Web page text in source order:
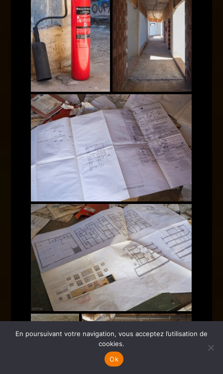
En poursuivant votre navigation, vous acceptez l’utilisation de
cookies.
Ok